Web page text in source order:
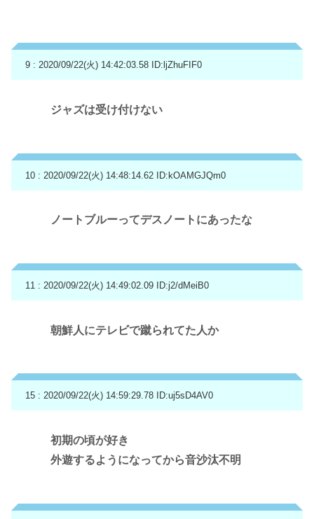
9 : 2020/09/22(火) 14:42:03.58 ID:ljZhuFIF0
ジャズは受け付けない
10 : 2020/09/22(火) 14:48:14.62 ID:kOAMGJQm0
ノートブルーってデスノートにあったな
11 : 2020/09/22(火) 14:49:02.09 ID:j2/dMeiB0
朝鮮人にテレビで蹴られてた人か
15 : 2020/09/22(火) 14:59:29.78 ID:uj5sD4AV0
初期の頃が好き
外遊するようになってから音沙汰不明